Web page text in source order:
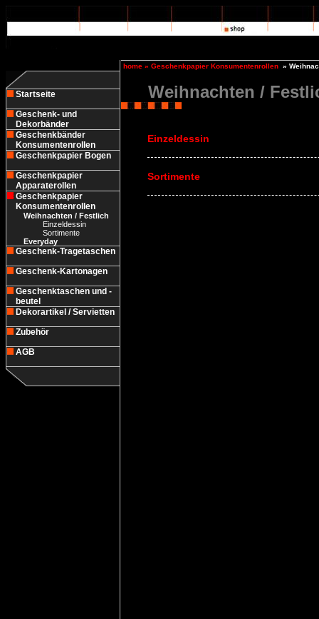
Startseite
Geschenk- und
Dekorbänder
Geschenkbänder
Konsumentenrollen
Geschenkpapier Bogen
Geschenkpapier
Apparaterollen
Geschenkpapier
Konsumentenrollen
Weihnachten / Festlich
Einzeldessin
Sortimente
Everyday
Geschenk-Tragetaschen
Geschenk-Kartonagen
Geschenktaschen und -
beutel
Dekorartikel / Servietten
Zubehör
AGB
home » Geschenkpapier Konsumentenrollen »
Weihnachten /
Einzeldessin
Sortimente